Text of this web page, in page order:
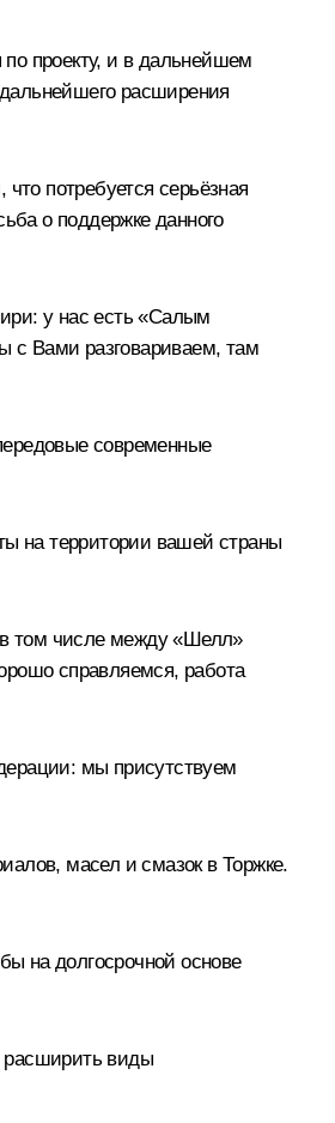
проекту, и в дальнейшем
расширения
потребуется серьёзная
о поддержке данного
у нас есть «Салым
с Вами разговариваем, там
современные
на территории вашей страны
в том числе между «Шелл»
справляемся, работа
мы присутствуем
масел и смазок в Торжке.
на долгосрочной основе
расширить виды